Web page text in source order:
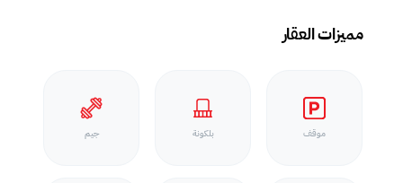
مميزات العقار
موقف بلكونة جيم